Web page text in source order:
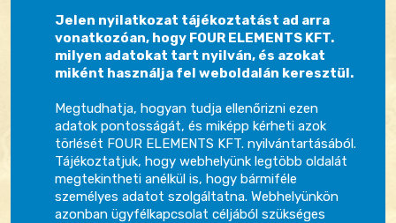
Jelen nyilatkozat tájékoztatást ad arra
vonatkozóan, hogy FOUR ELEMENTS KFT.
milyen adatokat tart nyilván, és azokat
miként használja fel weboldalán keresztül.
Megtudhatja, hogyan tudja ellenőrizni ezen
adatok pontosságát, és miképp kérheti azok
törlését FOUR ELEMENTS KFT. nyilvántartásából.
Tájékoztatjuk, hogy webhelyünk legtöbb oldalát
megtekintheti anélkül is, hogy bármiféle
személyes adatot szolgáltatna. Webhelyünkön
azonban ügyfélkapcsolat céljából szükséges